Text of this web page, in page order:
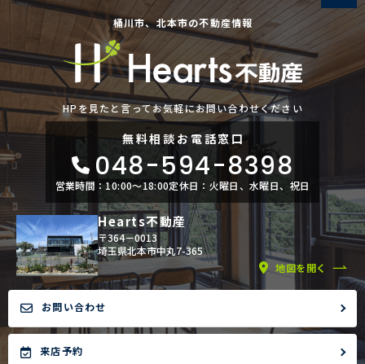
桶川市、北本市の不動産情報
HPを見たと言ってお気軽にお問い合わせください
無料相談お電話窓口
048-594-8398
営業時間：10:00〜18:00定休日：火曜日、水曜日、祝日
Hearts不動産
〒364－0013
埼玉県北本市中丸7-365
地図を開く
お問い合わせ
来店予約